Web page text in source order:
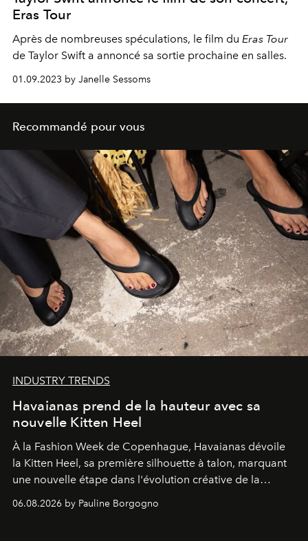
Eras Tour
Après de nombreuses spéculations, le film du Eras Tour
de Taylor Swift a annoncé sa sortie prochaine en salles.
01.09.2023 by Janelle Sessoms
Recommandé pour vous
INDUSTRY TRENDS
Havaianas prend de la hauteur avec sa
nouvelle Kitten Heel
À la Fashion Week de Copenhague, Havaianas dévoile
la Kitten Heel, sa première silhouette à talon, marquant
une nouvelle étape dans l'évolution créative de la
06.08.2026 by Pauline Borgogno